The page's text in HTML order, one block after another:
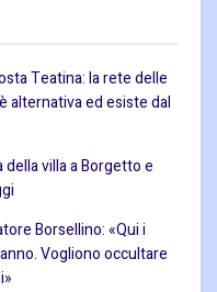
Teatina: la rete delle
alternativa ed esiste dal
villa a Borgetto e
Borsellino: «Qui i
Vogliono occultare